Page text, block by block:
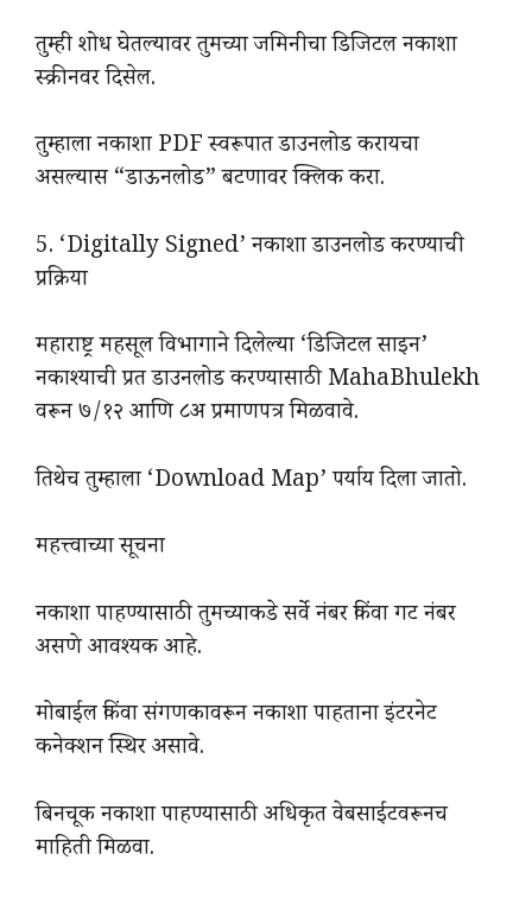
तुम्ही शोध घेतल्यावर तुमच्या जमिनीचा डिजिटल नकाशा
स्क्रीनवर दिसेल.
तुम्हाला नकाशा PDF स्वरूपात डाउनलोड करायचा
असल्यास “डाऊनलोड” बटणावर क्लिक करा.
5. ‘Digitally Signed’ नकाशा डाउनलोड करण्याची
प्रक्रिया
महाराष्ट्र महसूल विभागाने दिलेल्या ‘डिजिटल साइन’
नकाश्याची प्रत डाउनलोड करण्यासाठी MahaBhulekh
वरून ७/१२ आणि ८अ प्रमाणपत्र मिळवावे.
तिथेच तुम्हाला ‘Download Map’ पर्याय दिला जातो.
महत्त्वाच्या सूचना
नकाशा पाहण्यासाठी तुमच्याकडे सर्वे नंबर किंवा गट नंबर
असणे आवश्यक आहे.
मोबाईल किंवा संगणकावरून नकाशा पाहताना इंटरनेट
कनेक्शन स्थिर असावे.
बिनचूक नकाशा पाहण्यासाठी अधिकृत वेबसाईटवरूनच
माहिती मिळवा.